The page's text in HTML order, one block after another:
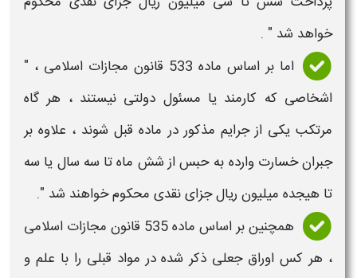
خواهد شد " .
اما بر اساس ماده 533 قانون
مجازات اسلامی ، "
اشخاصی که کارمند یا مسئول دولتی نیستند ، هر گاه
مرتکب یکی ازجرایم مذکور در ماده قبل شوند ، علاوه بر
جبران خسارت وارده به‌ حبس از شش ماه تا سه سال یا سه
تا هیجده میلیون ریال جزای نقدی محکوم خواهند شد ".
همچنین بر اساس ماده 535 قانون مجازات اسلامی
، هر کساوراق جعلی ذکر شده در مواد قبلی را با علم و